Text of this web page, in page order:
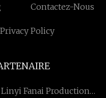
Contactez-Nous
Privacy Policy
Linyi Fanai Production